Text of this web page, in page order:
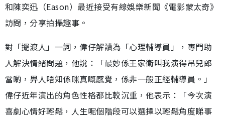
和陳奕迅（Eason）最近接受有線娛樂新聞《電影蒙太奇》
訪問，分享拍攝趣事。
對「擺渡人」一詞，偉仔解讀為「心理輔導員」，專門助
人解決情緒問題，他說：「最妙係王家衛叫我演得吊兒郎
當啲，畀人唔知係咪真嘅感覺，係非一般正經輔導員。」
偉仔近年演出的角色性格都比較沉重，他表示：「今次演
喜劇心情好輕鬆，人生呢個階段可以選擇以輕鬆角度睇事